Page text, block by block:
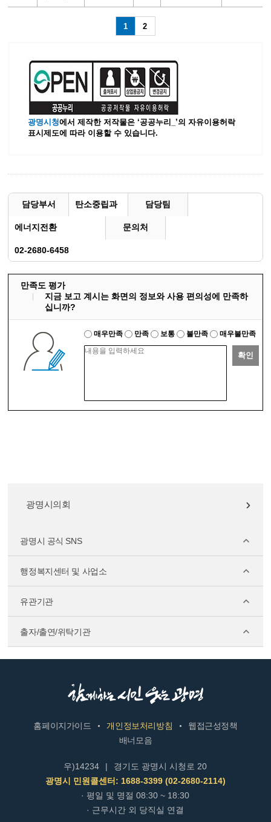
1 2
광명시청에서 제작한 저작물은 ‘공공누리_’의 자유이용허락
표시제도에 따라 이용할 수 있습니다.
담당부서 탄소중립과 담당팀
에너지전환 문의처
02-2680-6458
만족도 평가
지금 보고 계시는 화면의 정보와 사용 편의성에 만족하
십니까?
매우만족 만족 보통 불만족 매우불만족
확인
광명시의회
광명시 공식 SNS
행정복지센터 및 사업소
유관기관
출자/출연/위탁기관
홈페이지가이드 개인정보처리방침
웹접근성정책
배너모음
우)14234 |
경기도 광명시 시청로 20
광명시 민원콜센터: 1688-3399 (02-2680-2114)
· 평일 및 명절 08:30 ~ 18:30
· 근무시간 외 당직실 연결